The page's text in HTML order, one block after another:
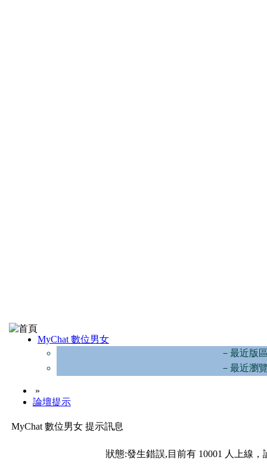
MyChat 數位男女
－最近版
－最近瀏
»
論壇提示
MyChat 數位男女 提示訊息
狀態:發生錯誤,目前有 10001 人上線